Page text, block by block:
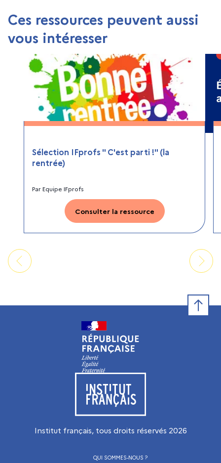
Ces ressources peuvent aussi
vous intéresser
Sélection IFprofs " C'est parti !" (la
rentrée)
ParEquipe IFprofs
Consulter la ressource
Visiter le site de l’Institut français
Institut français, tous droits réservés 2026
QUI SOMMES-NOUS ?